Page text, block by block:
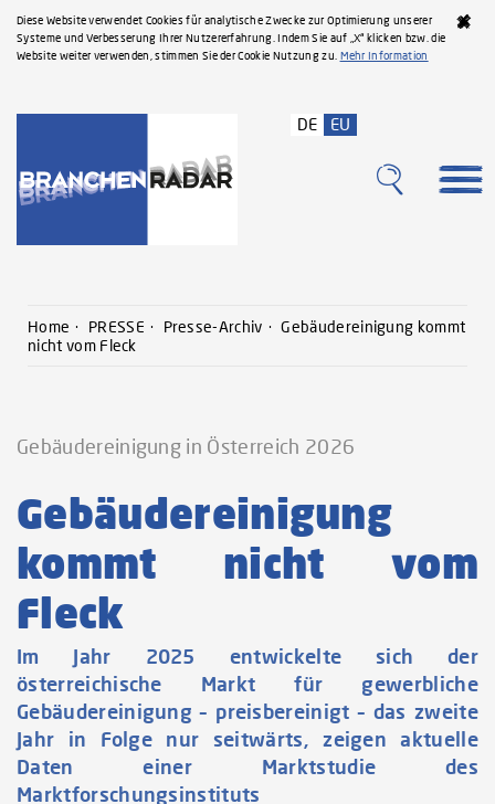
Diese Website verwendet Cookies für analytische Zwecke zur Optimierung unserer
Systeme und Verbesserung Ihrer Nutzererfahrung. Indem Sie auf „X“ klicken bzw. die
Website weiter verwenden, stimmen Sie der Cookie Nutzung zu. Mehr Information
DE EU
Home PRESSE Presse-Archiv
Gebäudereinigung kommt
nicht vom Fleck
Gebäudereinigung in Österreich 2026
Gebäudereinigung
kommt nicht vom
Fleck
Im Jahr 2025 entwickelte sich der
österreichische Markt für gewerbliche
Gebäudereinigung – preisbereinigt – das zweite
Jahr in Folge nur seitwärts, zeigen aktuelle
Daten einer Marktstudie des
Marktforschungsinstituts